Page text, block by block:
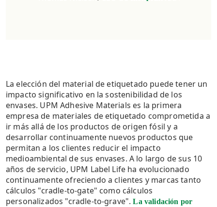
La elección del material de etiquetado puede tener un
impacto significativo en la sostenibilidad de los
envases. UPM Adhesive Materials es la primera
empresa de materiales de etiquetado comprometida a
ir más allá de los productos de origen fósil y a
desarrollar continuamente nuevos productos que
permitan a los clientes reducir el impacto
medioambiental de sus envases. A lo largo de sus 10
años de servicio, UPM Label Life ha evolucionado
continuamente ofreciendo a clientes y marcas tanto
cálculos "cradle-to-gate" como cálculos
personalizados "cradle-to-grave".La validación por